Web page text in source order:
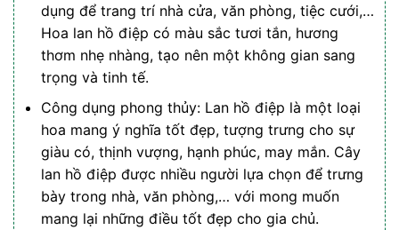
dụng để trang trí nhà cửa, văn phòng, tiệc cưới,…
Hoa lan hồ điệp có màu sắc tươi tắn, hương
thơm nhẹ nhàng, tạo nên một không gian sang
trọng và tinh tế.
Công dụng phong thủy: Lan hồ điệp là một loại
hoa mang ý nghĩa tốt đẹp, tượng trưng cho sự
giàu có, thịnh vượng, hạnh phúc, may mắn. Cây
lan hồ điệp được nhiều người lựa chọn để trưng
bày trong nhà, văn phòng,… với mong muốn
mang lại những điều tốt đẹp cho gia chủ.